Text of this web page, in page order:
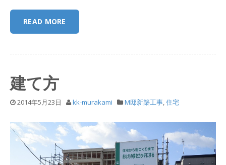
READ MORE
建て方
2014年5月23日 kk-murakami M邸新築工事,住宅